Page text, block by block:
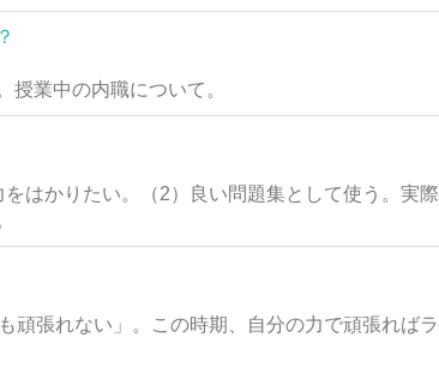
業中の内職について。
はかりたい。（2）良い問題集として使う。実際
頑張れない」。この時期、自分の力で頑張ればラ